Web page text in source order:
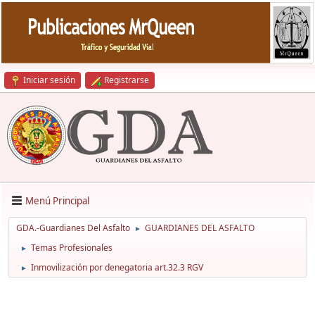
Iniciar sesión Registrarse
Menú Principal
GDA.-Guardianes Del Asfalto ► GUARDIANES DEL ASFALTO
► Temas Profesionales
► Inmovilización por denegatoria art.32.3 RGV